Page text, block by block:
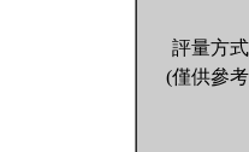
評量方式
(僅供參